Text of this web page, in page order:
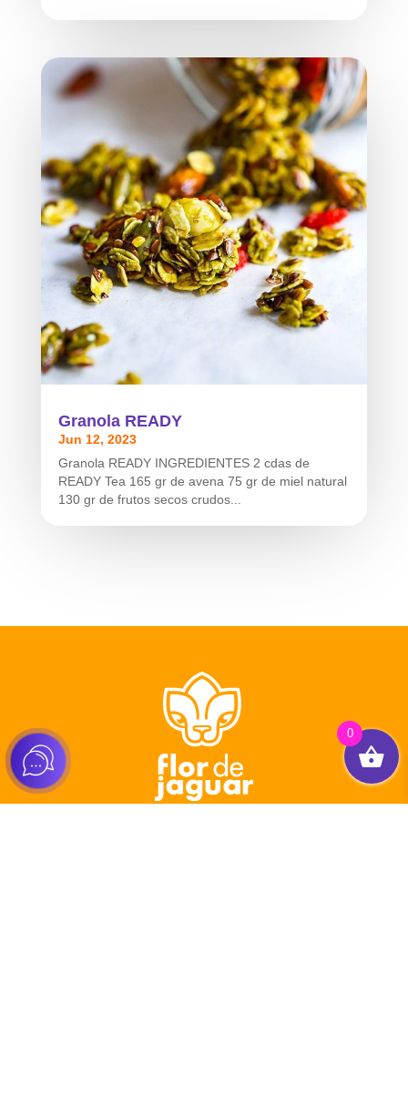
Granola READY
Jun 12, 2023
Granola READY INGREDIENTES 2 cdas de
READY Tea 165 gr de avena 75 gr de miel natural
130 gr de frutos secos crudos...
0